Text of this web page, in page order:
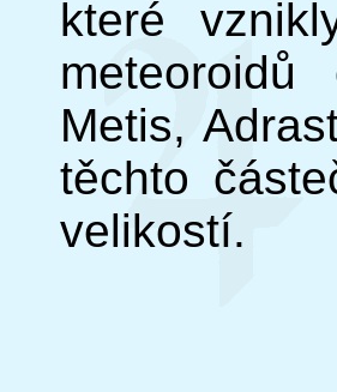
které
Metis,
těchto
velikostí.